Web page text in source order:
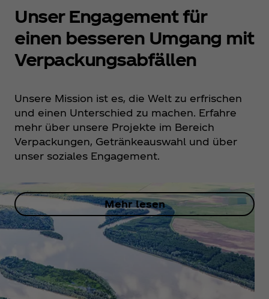
Unser Engagement für
einen besseren Umgang mit
Verpackungsabfällen
Unsere Mission ist es, die Welt zu erfrischen
und einen Unterschied zu machen. Erfahre
mehr über unsere Projekte im Bereich
Verpackungen, Getränkeauswahl und über
unser soziales Engagement.
Mehr lesen